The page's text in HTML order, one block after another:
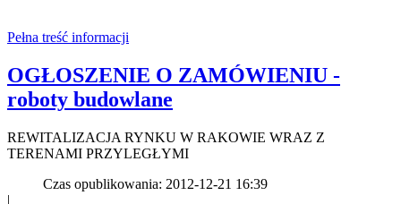
Pełna treść informacji
OGŁOSZENIE O ZAMÓWIENIU -
roboty budowlane
REWITALIZACJA RYNKU W RAKOWIE WRAZ Z
TERENAMI PRZYLEGŁYMI
Czas opublikowania: 2012-12-21 16:39
|